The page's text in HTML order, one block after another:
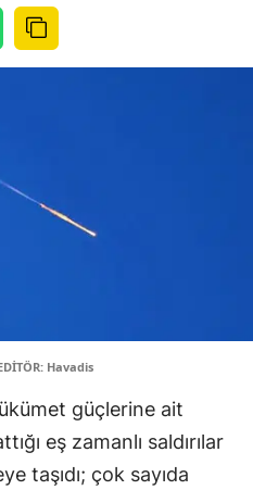
Havadis
güçlerine ait
eş zamanlı saldırılar
taşıdı; çok sayıda